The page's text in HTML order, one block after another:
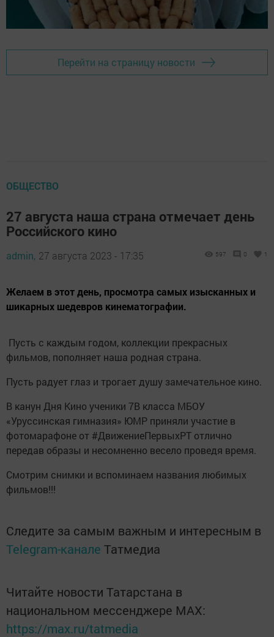
Перейти на страницу новости
ОБЩЕСТВО
27 августа наша страна отмечает день
Российского кино
admin, 27 августа 2023 - 17:35 597 0 1
Желаем в этот день, просмотра самых изысканных и
шикарных шедевров кинематографии.
Пусть с каждым годом, коллекции прекрасных
фильмов, пополняет наша родная страна.
Пусть радует глаз и трогает душу замечательное кино.
В канун Дня Кино ученики 7В класса МБОУ
«Уруссинская гимназия» ЮМР приняли участие в
фотомарафоне от #ДвижениеПервыхРТ отлично
передав образы и несомненно весело проведя время.
Смотрим снимки и вспоминаем названия любимых
фильмов!!!
Следите за самым важным и интересным в
Telegram-канале Татмедиа
Читайте новости Татарстана в
национальном мессенджере MАХ:
https://max.ru/tatmedia